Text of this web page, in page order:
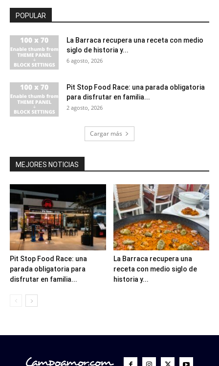
POPULAR
La Barraca recupera una receta con medio
siglo de historia y...
6 agosto, 2026
Pit Stop Food Race: una parada obligatoria
para disfrutar en familia...
2 agosto, 2026
Cargar más
MEJORES NOTICIAS
Pit Stop Food Race: una
parada obligatoria para
disfrutar en familia...
La Barraca recupera una
receta con medio siglo de
historia y...